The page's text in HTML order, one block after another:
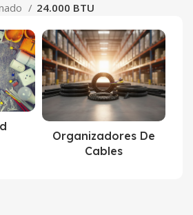
24.000 BTU
Organizadores De
Cables